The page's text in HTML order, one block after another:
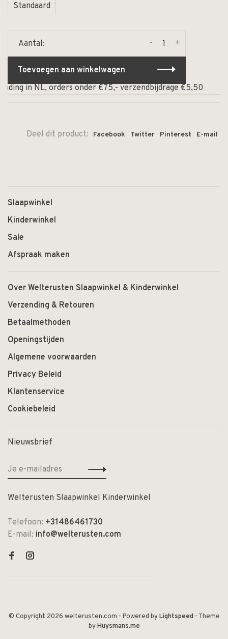
Standaard
Aantal: +
-
Toevoegen aan winkelwagen
in NL, orders onder €75,- verzendbijdrage €5,50
Deel dit product: Facebook Twitter Pinterest E-mail
Slaapwinkel
Kinderwinkel
Sale
Afspraak maken
Over Welterusten Slaapwinkel & Kinderwinkel
Verzending & Retouren
Betaalmethoden
Openingstijden
Algemene voorwaarden
Privacy Beleid
Klantenservice
Cookiebeleid
Nieuwsbrief
Welterusten Slaapwinkel Kinderwinkel
Telefoon: +31486461730
E-mail: info@welterusten.com
© Copyright 2026 welterusten.com - Powered byLightspeed- Theme
byHuysmans.me